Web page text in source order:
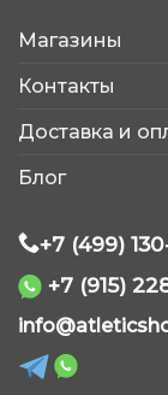
Магазины
Контакты
Доставка и
Блог
+7 (499)
+7 (915)